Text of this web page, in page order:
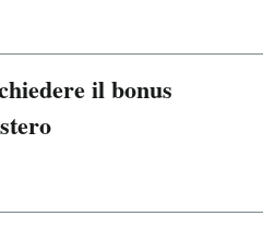
il bonus